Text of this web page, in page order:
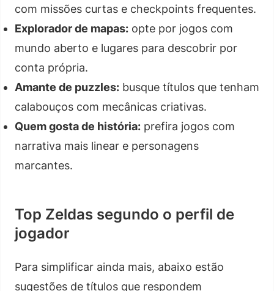
com missões curtas e checkpoints frequentes.
Explorador de mapas: opte por jogos com
mundo aberto e lugares para descobrir por
conta própria.
Amante de puzzles: busque títulos que tenham
calabouços com mecânicas criativas.
Quem gosta de história: prefira jogos com
narrativa mais linear e personagens
marcantes.
Top Zeldas segundo o perfil de
jogador
Para simplificar ainda mais, abaixo estão
sugestões de títulos que respondem